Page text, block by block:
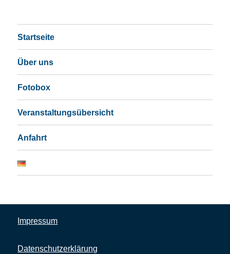
Startseite
Über uns
Fotobox
Veranstaltungsübersicht
Anfahrt
Impressum
Datenschutzerklärung